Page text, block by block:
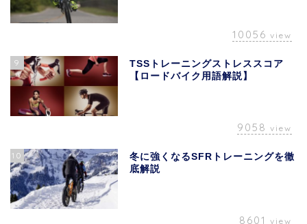
10056 view
9
TSSトレーニングストレススコア
【ロードバイク用語解説】
9058 view
10
冬に強くなるSFRトレーニングを徹
底解説
8601 view